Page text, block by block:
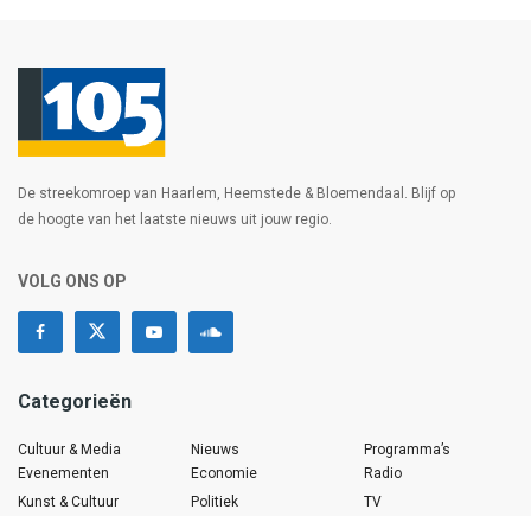
De streekomroep van Haarlem, Heemstede & Bloemendaal. Blijf op
de hoogte van het laatste nieuws uit jouw regio.
VOLG ONS OP
Categorieën
Cultuur & Media
Evenementen
Kunst & Cultuur
Nieuws
Economie
Politiek
Programma’s
Radio
TV